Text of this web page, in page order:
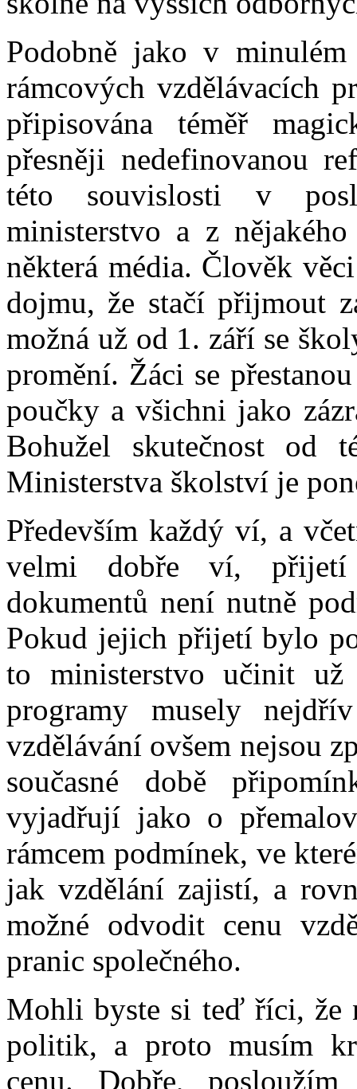
Podobně jako v
rámcových vzdělávacích
připisována téměř
přesněji nedefinovanou
této souvislosti v
ministerstvo a z
některá média. Člověk
dojmu, že stačí přijmout
možná už od 1. září se
promění. Žáci se
poučky a všichni jako
Bohužel skutečnost od
Ministerstva školství je
Především každý ví, a
velmi dobře ví, přijetí
dokumentů není nutně
Pokud jejich přijetí bylo
to ministerstvo učinit už
programy musely
vzdělávání ovšem nejsou
současné době
vyjadřují jako o
rámcem podmínek, ve
jak vzdělání zajistí, a
možné odvodit cenu
pranic společného.
Mohli byste si teď říci, že
politik, a proto musím
cenu. Dobře,